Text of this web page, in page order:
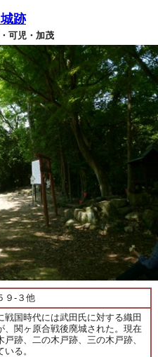
跡
可児・加茂
９-３他
戦国時代には武田氏に対する織田
、関ヶ原合戦後廃城された。現在
跡、二の木戸跡、三の木戸跡、
る。